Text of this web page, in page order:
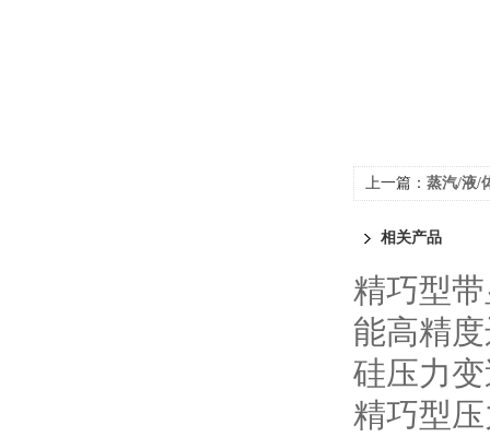
上一篇： 蒸汽/液/
相关产品
精巧型
能高精
硅压力
精巧型